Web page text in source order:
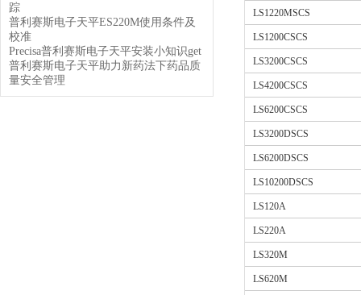
踪
普利赛斯电子天平ES220M使用条件及
校准
Precisa普利赛斯电子天平安装小知识get
普利赛斯电子天平助力新药法下药品质
量安全管理
LS1220MSCS
LS1200CSCS
LS3200CSCS
LS4200CSCS
LS6200CSCS
LS3200DSCS
LS6200DSCS
LS10200DSCS
LS120A
LS220A
LS320M
LS620M